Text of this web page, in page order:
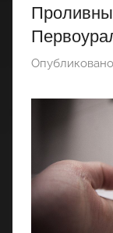
Опубликовано